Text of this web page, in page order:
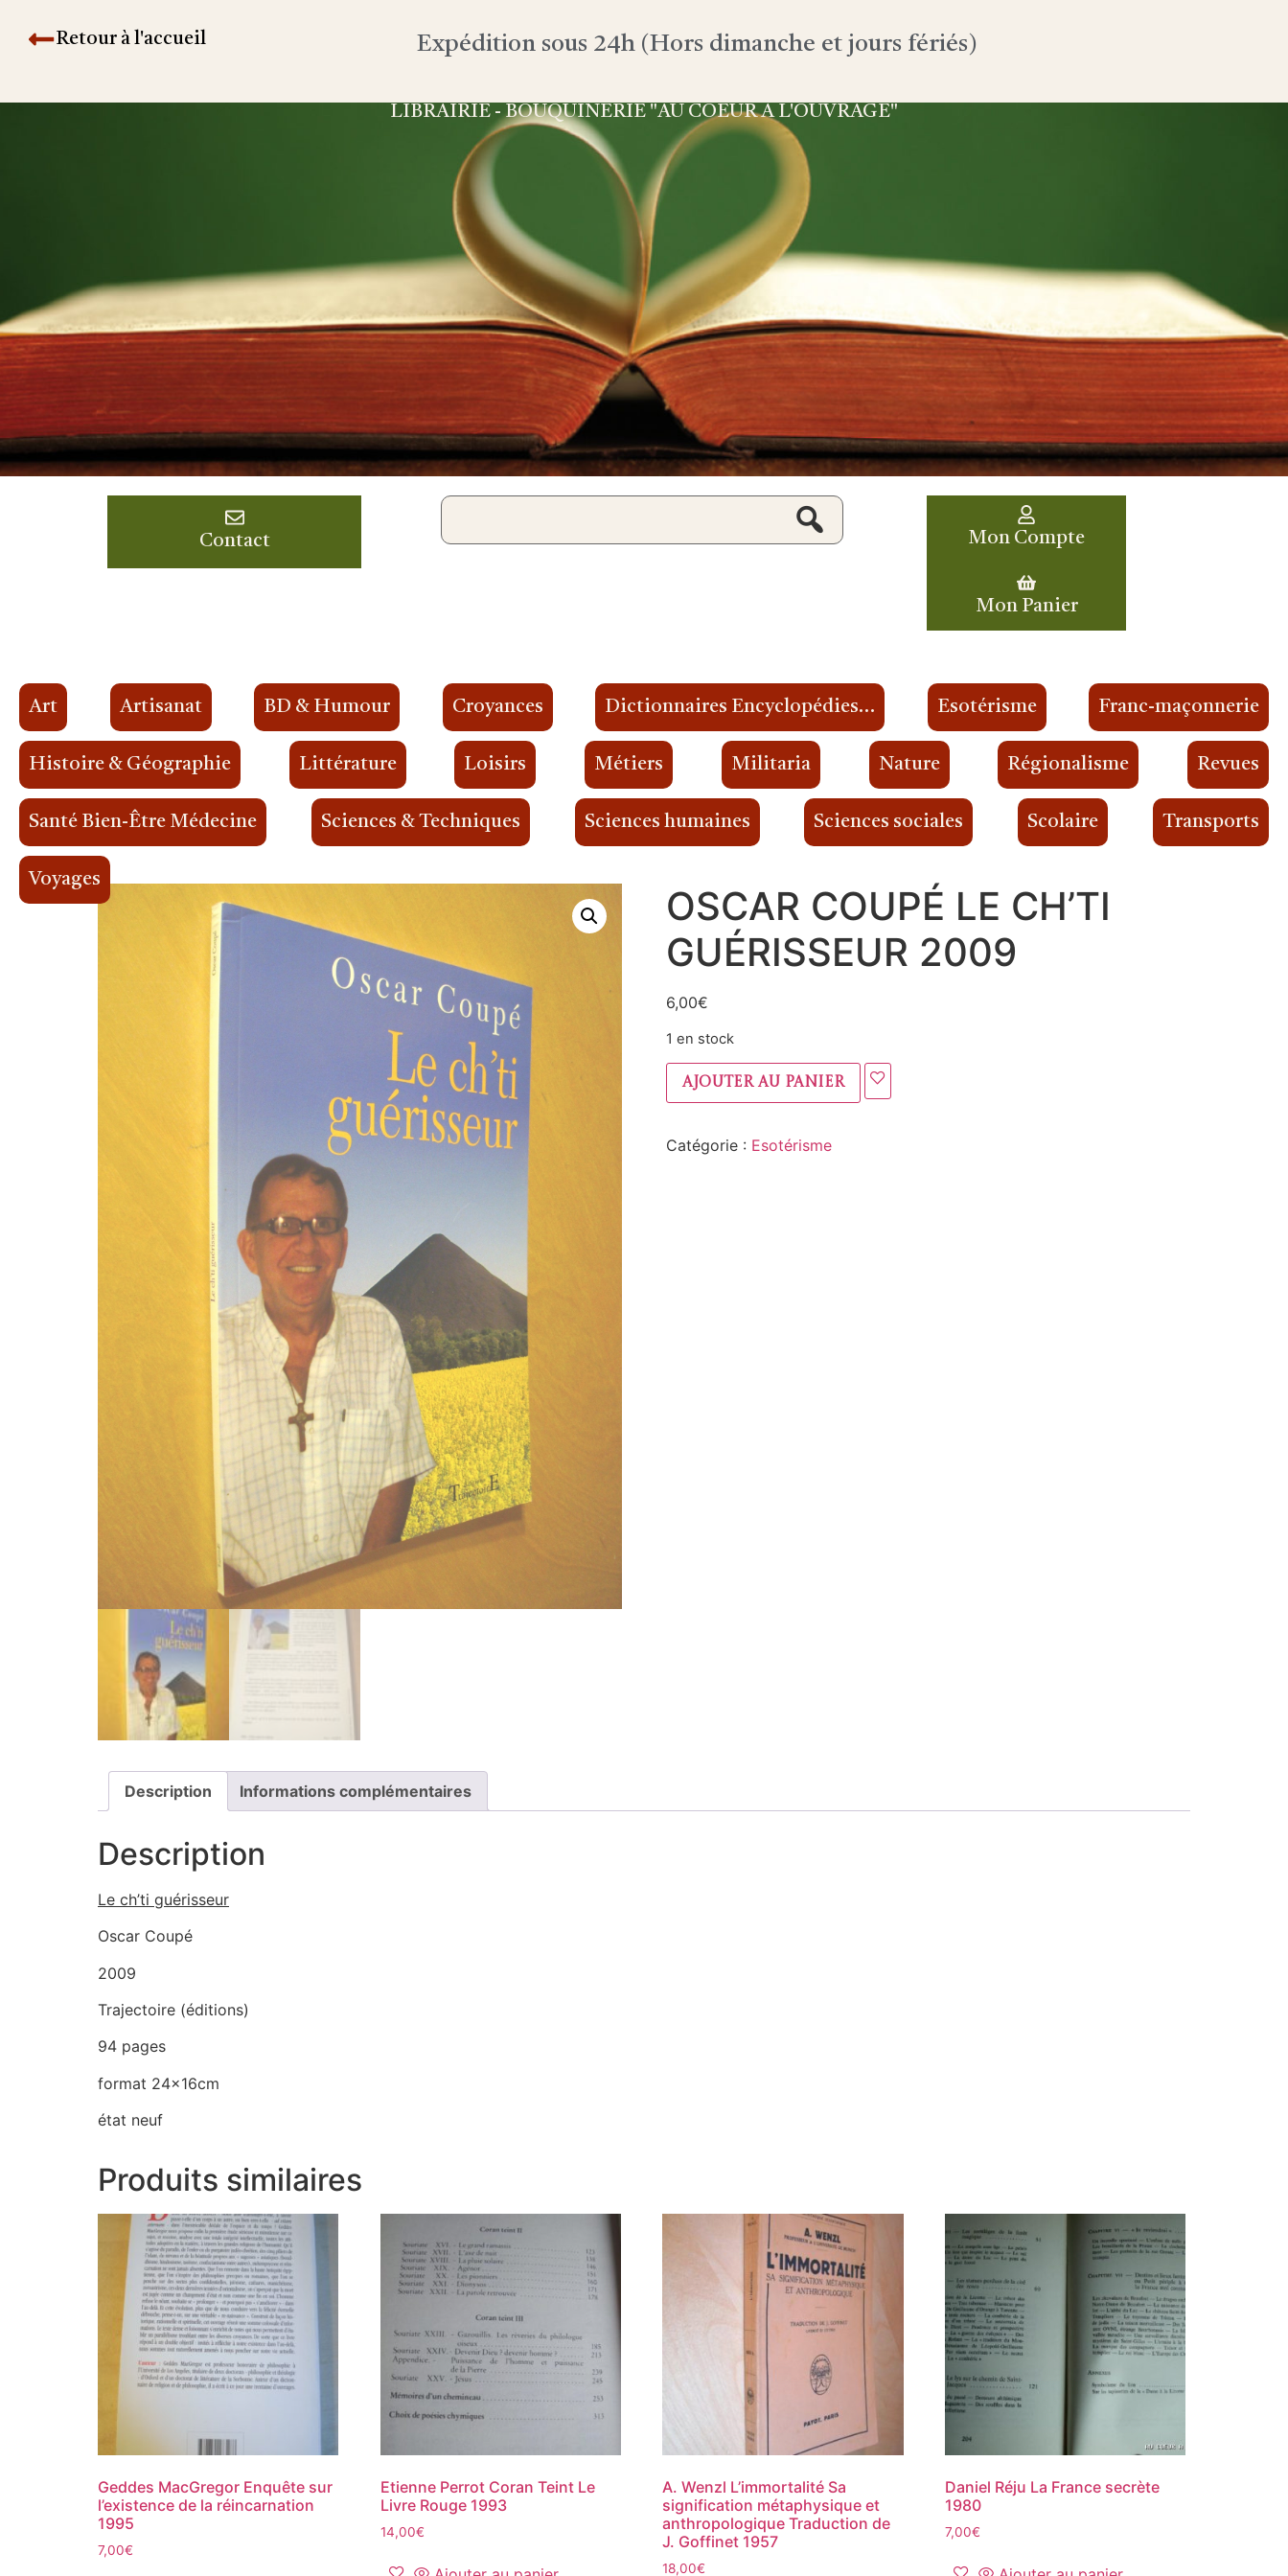
Retour à l'accueil Expédition sous 24h (Hors dimanche et jours fériés)
LIBRAIRIE - BOUQUINERIE "AU COEUR À L'OUVRAGE"
Contact Mon Compte
Mon Panier
Art Artisanat BD & Humour Croyances Dictionnaires Encyclopédies… Esotérisme Franc-maçonnerie
Histoire & Géographie Littérature Loisirs Métiers Militaria Nature Régionalisme Revues
Santé Bien-Être Médecine Sciences & Techniques Sciences humaines Sciences sociales Scolaire Transports
Voyages
OSCAR COUPÉ LE CH’TI
GUÉRISSEUR 2009
6,00€
1 en stock
Ajouter au panier
Catégorie : Esotérisme
Description Informations complémentaires
Description
Le ch’ti guérisseur
Oscar Coupé
2009
Trajectoire (éditions)
94 pages
format 24x16cm
état neuf
Produits similaires
Geddes MacGregor Enquête sur
l’existence de la réincarnation
1995
7,00€
Etienne Perrot Coran Teint Le
Livre Rouge 1993
14,00€
A. Wenzl L’immortalité Sa
signification métaphysique et
anthropologique Traduction de
J. Goffinet 1957
18,00€
Daniel Réju La France secrète
1980
7,00€